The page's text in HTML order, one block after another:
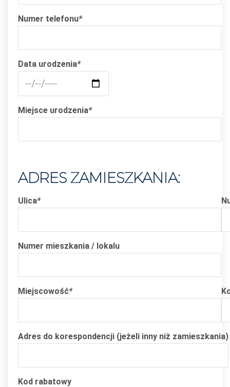
Numer telefonu*
Data urodzenia*
Miejsce urodzenia*
ADRES ZAMIESZKANIA:
Ulica*
Numer mieszkania / lokalu
Miejscowość*
Adres do korespondencji (jeżeli inny niż zamieszkania)
Kod rabatowy